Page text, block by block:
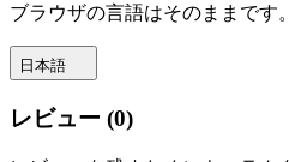
ブラウザの言語はそのままです。
日本語
レビュー (0)